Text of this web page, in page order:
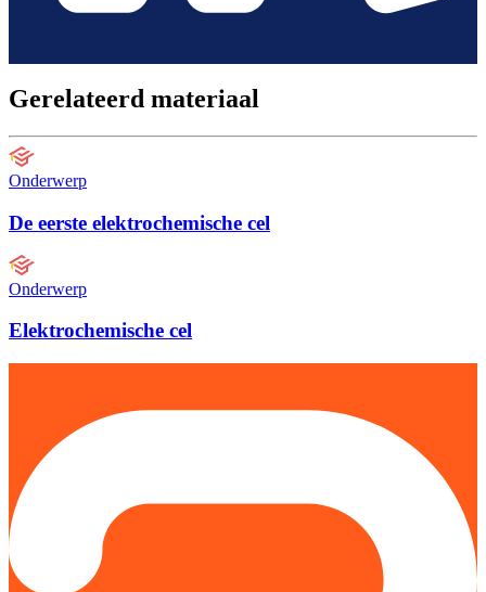
Gerelateerd materiaal
Onderwerp
De eerste elektrochemische cel
Onderwerp
Elektrochemische cel